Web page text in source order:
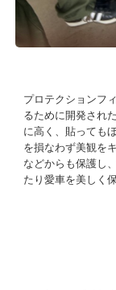
プロテクションフ
るために開発され
に高く、貼っても
を損なわず美観を
などからも保護し
たり愛車を美しく